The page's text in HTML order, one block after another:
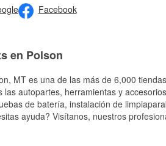
Facebook
en Polson
, MT es una de las más de 6,000
las autopartes, herramientas y
de batería, instalación de
ayuda? Visítanos, nuestros